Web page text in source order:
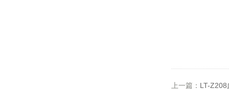
上一篇： LT-